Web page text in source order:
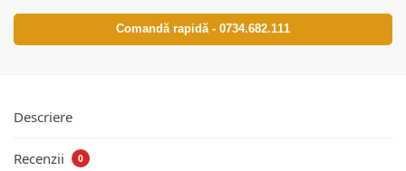
Comandă rapidă - 0734.682.111
Descriere
Recenzii 0